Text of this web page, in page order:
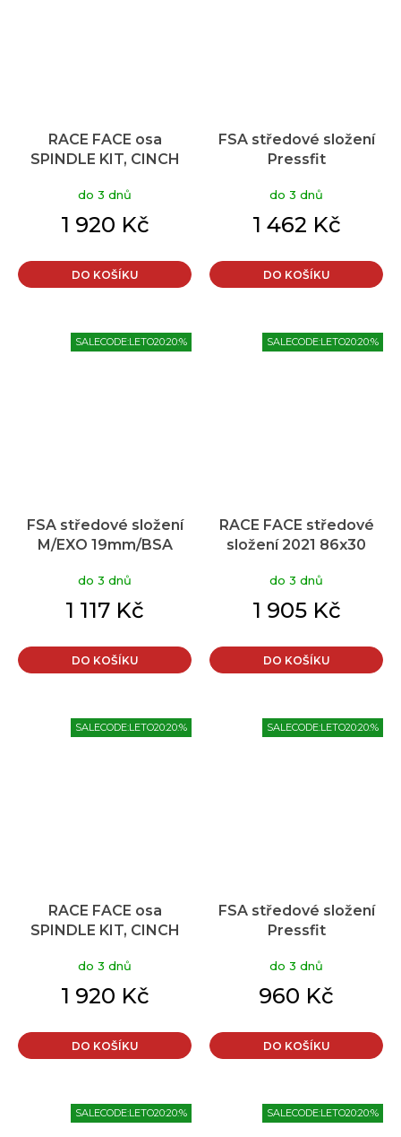
RACE FACE osa
SPINDLE KIT, CINCH
XC
do 3 dnů
1 920 Kč
DO KOŠÍKU
FSA středové složení
Pressfit
do 3 dnů
1 462 Kč
DO KOŠÍKU
SALECODE:LETO20:20:%
FSA středové složení
M/EXO 19mm/BSA
GammaDrive
do 3 dnů
1 117 Kč
DO KOŠÍKU
SALECODE:LETO20:20:%
RACE FACE středové
složení 2021 86x30
do 3 dnů
1 905 Kč
DO KOŠÍKU
SALECODE:LETO20:20:%
RACE FACE osa
SPINDLE KIT, CINCH
143.5mm
do 3 dnů
1 920 Kč
DO KOŠÍKU
SALECODE:LETO20:20:%
FSA středové složení
Pressfit
do 3 dnů
960 Kč
DO KOŠÍKU
SALECODE:LETO20:20:% SALECODE:LETO20:20:%